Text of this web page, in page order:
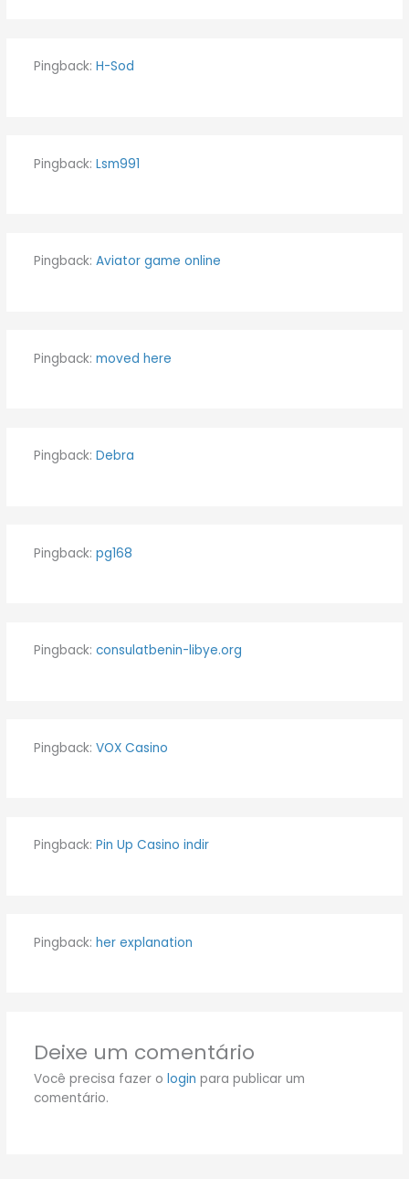
Pingback: H-Sod
Pingback: Lsm991
Pingback: Aviator game online
Pingback: moved here
Pingback: Debra
Pingback: pg168
Pingback: consulatbenin-libye.org
Pingback: VOX Casino
Pingback: Pin Up Casino indir
Pingback: her explanation
Deixe um comentário
Você precisa fazer o login para publicar um
comentário.